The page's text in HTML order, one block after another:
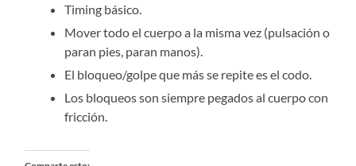
Timing básico.
Mover todo el cuerpo a la misma vez (pulsación o
paran pies, paran manos).
El bloqueo/golpe que más se repite es el codo.
Los bloqueos son siempre pegados al cuerpo con
fricción.